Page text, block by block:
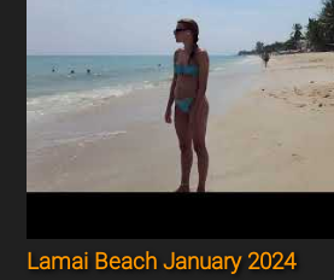
Lamai Beach January 2024